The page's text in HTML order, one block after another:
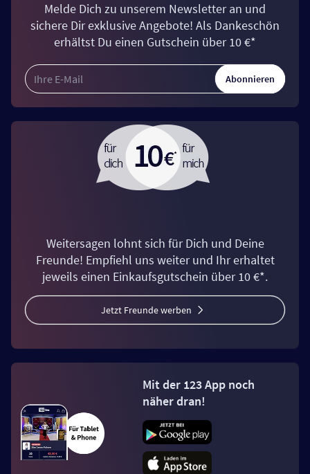
Melde Dich zu unserem Newsletter an und
sichere Dir exklusive Angebote! Als Dankeschön
erhältst Du einen Gutschein über 10 €*
Abonnieren
Weitersagen lohnt sich für Dich und Deine
Freunde! Empfiehl uns weiter und Ihr erhaltet
jeweils einen Einkaufsgutschein über 10 €*.
Jetzt Freunde werben
Mit der 123 App noch
näher dran!